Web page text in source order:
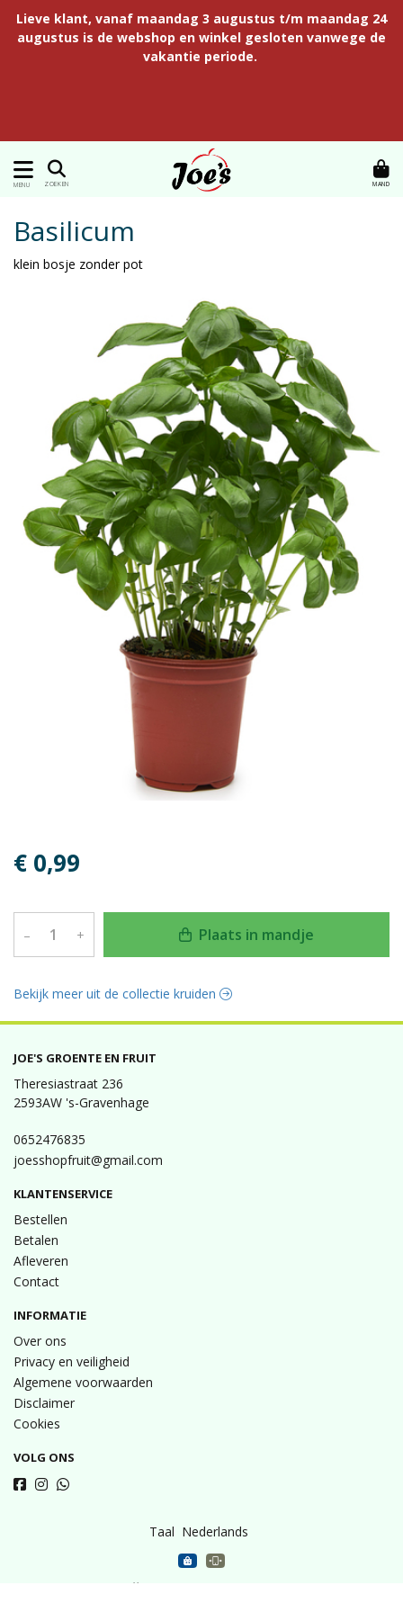
Lieve klant, vanaf maandag 3 augustus t/m maandag 24
augustus is de webshop en winkel gesloten vanwege de
vakantie periode.
MENU ZOEKEN MAND
Basilicum
klein bosje zonder pot
€ 0,99
– + Plaats in mandje
Bekijk meer uit de collectie kruiden
JOE'S GROENTE EN FRUIT
Theresiastraat 236
2593AW 's-Gravenhage
0652476835
joesshopfruit@gmail.com
KLANTENSERVICE
Bestellen
Betalen
Afleveren
Contact
INFORMATIE
Over ons
Privacy en veiligheid
Algemene voorwaarden
Disclaimer
Cookies
VOLG ONS
Taal